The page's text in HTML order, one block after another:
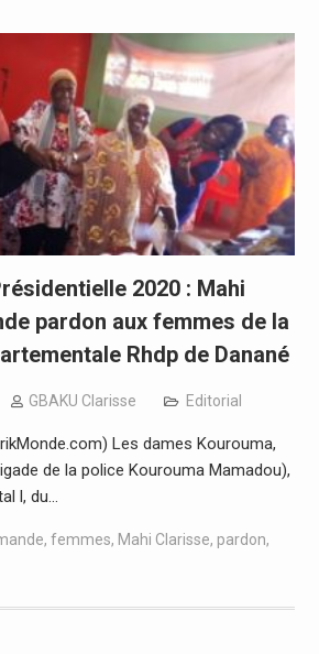
2020 : Mahi
pardon aux femmes de la
Rhdp de Danané
GBAKU Clarisse Editorial
Les dames Kourouma,
de la police Kourouma Mamadou),
l, du…
, femmes, Mahi Clarisse, pardon,